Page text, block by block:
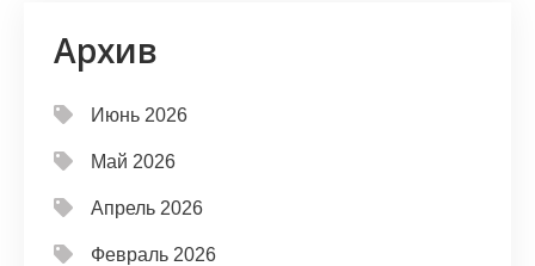
Архив
Июнь 2026
Май 2026
Апрель 2026
Февраль 2026